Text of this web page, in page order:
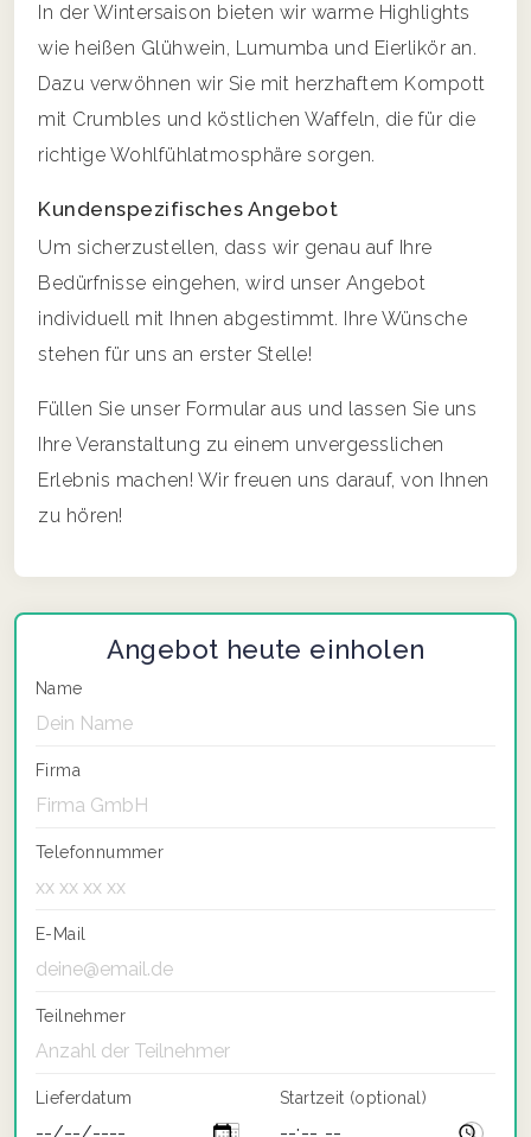
In der Wintersaison bieten wir warme Highlights
wie heißen Glühwein, Lumumba und Eierlikör an.
Dazu verwöhnen wir Sie mit herzhaftem Kompott
mit Crumbles und köstlichen Waffeln, die für die
richtige Wohlfühlatmosphäre sorgen.
Kundenspezifisches Angebot
Um sicherzustellen, dass wir genau auf Ihre
Bedürfnisse eingehen, wird unser Angebot
individuell mit Ihnen abgestimmt. Ihre Wünsche
stehen für uns an erster Stelle!
Füllen Sie unser Formular aus und lassen Sie uns
Ihre Veranstaltung zu einem unvergesslichen
Erlebnis machen! Wir freuen uns darauf, von Ihnen
zu hören!
Angebot heute einholen
Name
Firma
Telefonnummer
E-Mail
Teilnehmer
Lieferdatum Startzeit (optional)